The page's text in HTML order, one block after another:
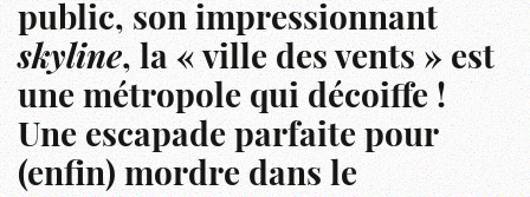
public, son impressionnant
skyline, la « ville des vents » est
une métropole qui décoiffe !
Une escapade parfaite pour
(enfin) mordre dans le